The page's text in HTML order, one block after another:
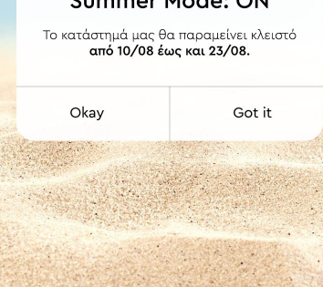
στις διαστάσεις που επιθυμείτε
για επαγγελματικούς χώρους γι' αυτόν
υγρά για τον καθαρισμό των προϊόντων.